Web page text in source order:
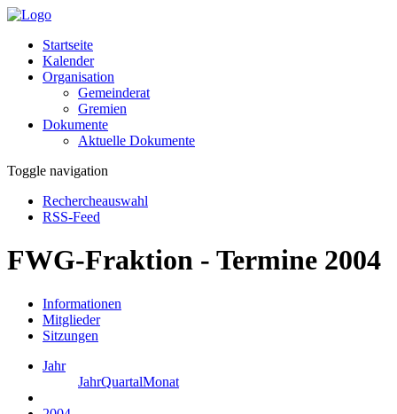
Startseite
Kalender
Organisation
Gemeinderat
Gremien
Dokumente
Aktuelle Dokumente
Toggle navigation
Rechercheauswahl
RSS-Feed
FWG-Fraktion - Termine 2004
Informationen
Mitglieder
Sitzungen
Jahr
JahrQuartalMonat